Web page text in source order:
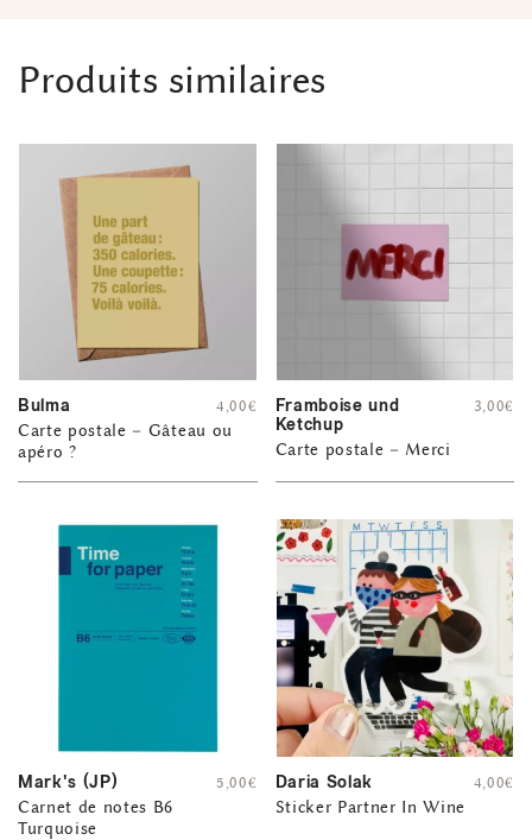
Produits similaires
Bulma
Carte postale – Gâteau ou
apéro ?
4,00€
Framboise und
Ketchup
Carte postale – Merci
3,00€
Mark's (JP)
Carnet de notes B6
Turquoise
5,00€ Daria Solak
Sticker Partner In Wine
4,00€